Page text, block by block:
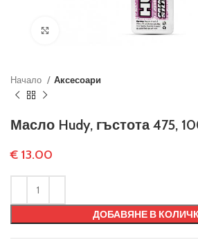
Начало Аксесоари
Масло Hudy, гъстота 475,
€ 13.00
ДОБАВЯНЕ В